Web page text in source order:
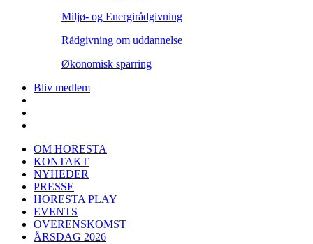
Miljø- og Energirådgivning
Rådgivning om uddannelse
Økonomisk sparring
Bliv medlem
OM HORESTA
KONTAKT
NYHEDER
PRESSE
HORESTA PLAY
EVENTS
OVERENSKOMST
ÅRSDAG 2026